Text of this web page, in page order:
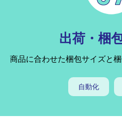
出荷・梱
商品に合わせた梱包サイズと
自動化